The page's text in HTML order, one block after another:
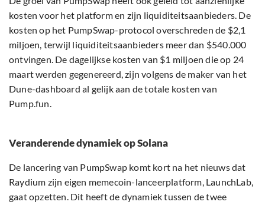
kosten voor het platform en zijn liquiditeitsaanbieders. De
kosten op het PumpSwap-protocol overschreden de $2,1
miljoen, terwijl liquiditeitsaanbieders meer dan $540.000
ontvingen. De dagelijkse kosten van $1 miljoen die op 24
maart werden gegenereerd, zijn volgens de maker van het
Dune-dashboard al gelijk aan de totale kosten van
Pump.fun.
Veranderende dynamiek op Solana
De lancering van PumpSwap komt kort na het nieuws dat
Raydium zijn eigen memecoin-lanceerplatform, LaunchLab,
gaat opzetten. Dit heeft de dynamiek tussen de twee